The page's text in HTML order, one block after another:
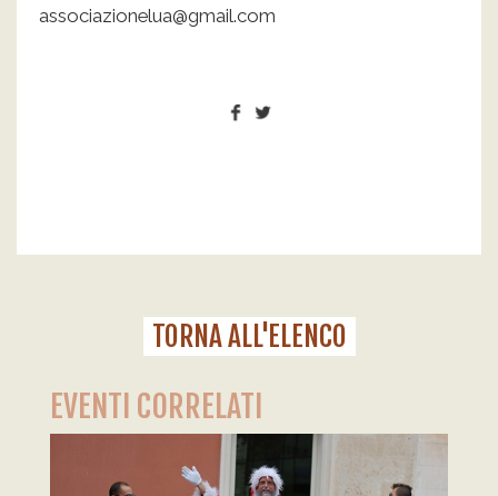
associazionelua@gmail.com
TORNA ALL'ELENCO
EVENTI CORRELATI